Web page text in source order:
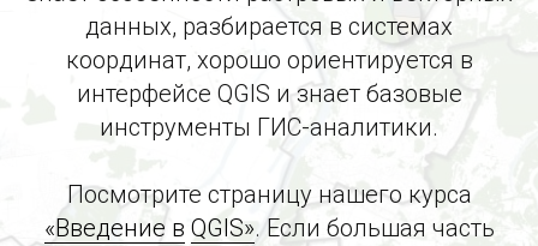
данных, разбирается в системах
координат, хорошо ориентируется в
интерфейсе QGIS и знает базовые
инструменты ГИС-аналитики.
Посмотрите страницу нашего курса
«Введение в QGIS». Если большая часть